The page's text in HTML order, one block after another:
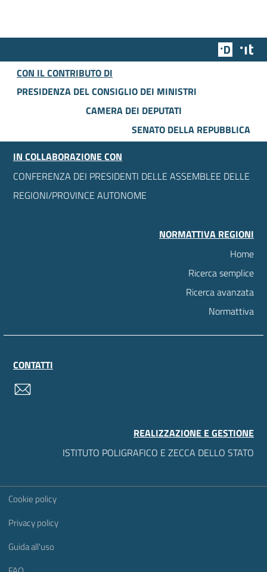
Team
CON IL CONTRIBUTO DI
PRESIDENZA DEL CONSIGLIO DEI MINISTRI
CAMERA DEI DEPUTATI
SENATO DELLA REPUBBLICA
IN COLLABORAZIONE CON
CONFERENZA DEI PRESIDENTI DELLE ASSEMBLEE DELLE
REGIONI/PROVINCE AUTONOME
NORMATTIVA REGIONI
Home
Ricerca semplice
Ricerca avanzata
Normattiva
CONTATTI
REALIZZAZIONE E GESTIONE
ISTITUTO POLIGRAFICO E ZECCA DELLO STATO
Sezione Link Utili
Cookie policy
Privacy policy
Guida all'uso